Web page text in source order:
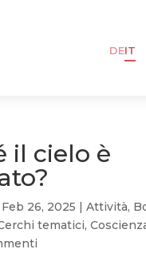
DEIT
il cielo è
Feb 26, 2025 | Attività,
tematici,